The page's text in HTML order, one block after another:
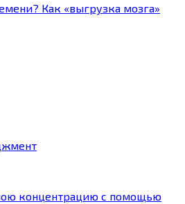
Как «выгрузка мозга»
концентрацию с помощью